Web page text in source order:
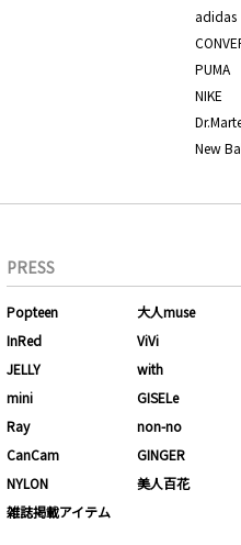
adidas
PUMA
NIKE
New
PRESS
Popteen 大人muse
InRed
ViVi
JELLY
with
mini
GISELe
Ray
non-no
CanCam
GINGER
NYLON
美人百花
雑誌掲載アイテム